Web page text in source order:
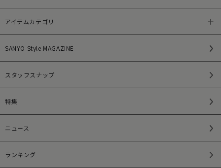
アイテムカテゴリ
SANYO Style MAGAZINE
スタッフスナップ
特集
ニュース
ランキング